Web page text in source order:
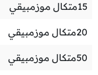
15متكال موزمبيقي
20متكال موزمبيقي
50متكال موزمبيقي